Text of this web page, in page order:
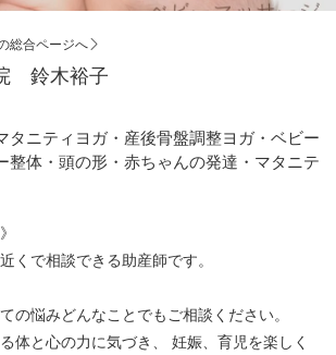
総合ページへ
鈴木裕子
タニティヨガ・産後骨盤調整ヨガ・ベビー
整体・頭の形・赤ちゃんの発達・マタニテ
くで相談できる助産師です。
の悩みどんなことでもご相談ください。
体と心の力に気づき、 妊娠、育児を楽しく